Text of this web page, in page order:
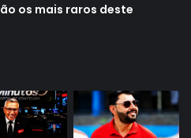
os mais raros deste